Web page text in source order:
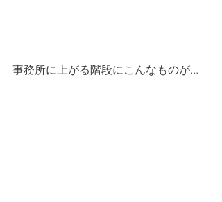
事務所に上がる階段にこんなものが...